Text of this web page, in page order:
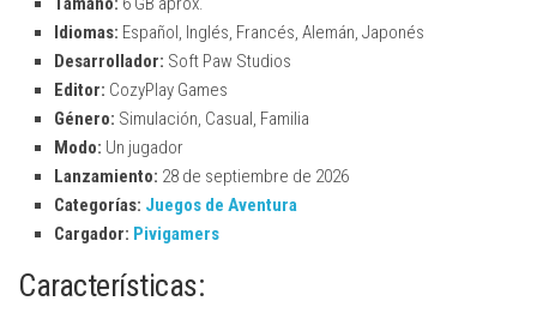
Idiomas: Español, Inglés, Francés, Alemán, Japonés
Desarrollador: Soft Paw Studios
Editor: CozyPlay Games
Género: Simulación, Casual, Familia
Modo: Un jugador
Lanzamiento: 28 de septiembre de 2026
Categorías: Juegos de Aventura
Cargador: Pivigamers
Características: